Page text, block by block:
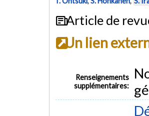
Article de
Un lien
Renseignements
supplémentaires: